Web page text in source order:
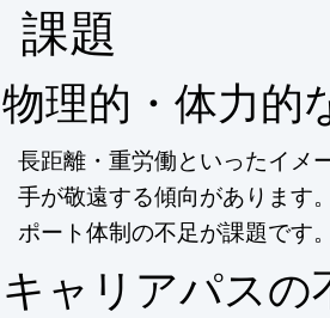
​課題
物理的・体力的
長距離・重労働といったイメ
手が敬遠する傾向があります
ポート体制の不足が課題です。
キャリアパスの